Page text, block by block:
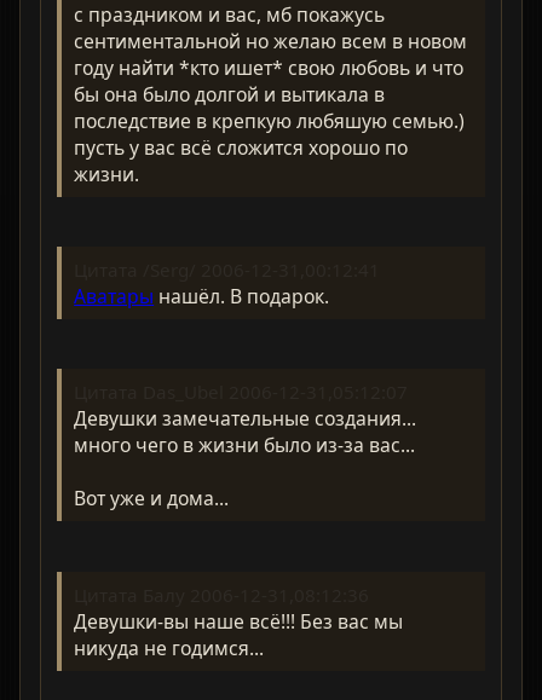
с праздником и вас, мб покажусь
сентиментальной но желаю всем в новом
году найти *кто ишет* свою любовь и что
бы она было долгой и вытикала в
последствие в крепкую любяшую семью.)
пусть у вас всё сложится хорошо по
жизни.
Аватары нашёл. В подарок.
Девушки замечательные создания...
много чего в жизни было из-за вас...
Вот уже и дома...
Девушки-вы наше всё!!! Без вас мы
никуда не годимся...